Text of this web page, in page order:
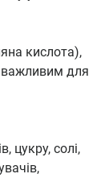
кислота),
важливим для
цукру, солі,